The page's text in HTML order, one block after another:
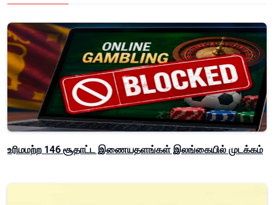
உரிமமற்ற 146 சூதாட்ட இணையதளங்கள் இலங்கையில் முடக்கம்